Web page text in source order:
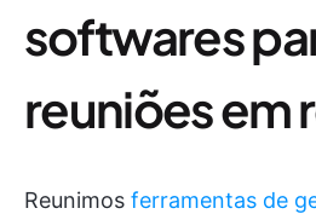
softwares
reuniões em
Reunimos ferramentas de